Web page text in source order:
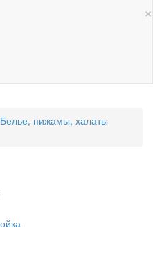
×
Белье, пижамы, халаты